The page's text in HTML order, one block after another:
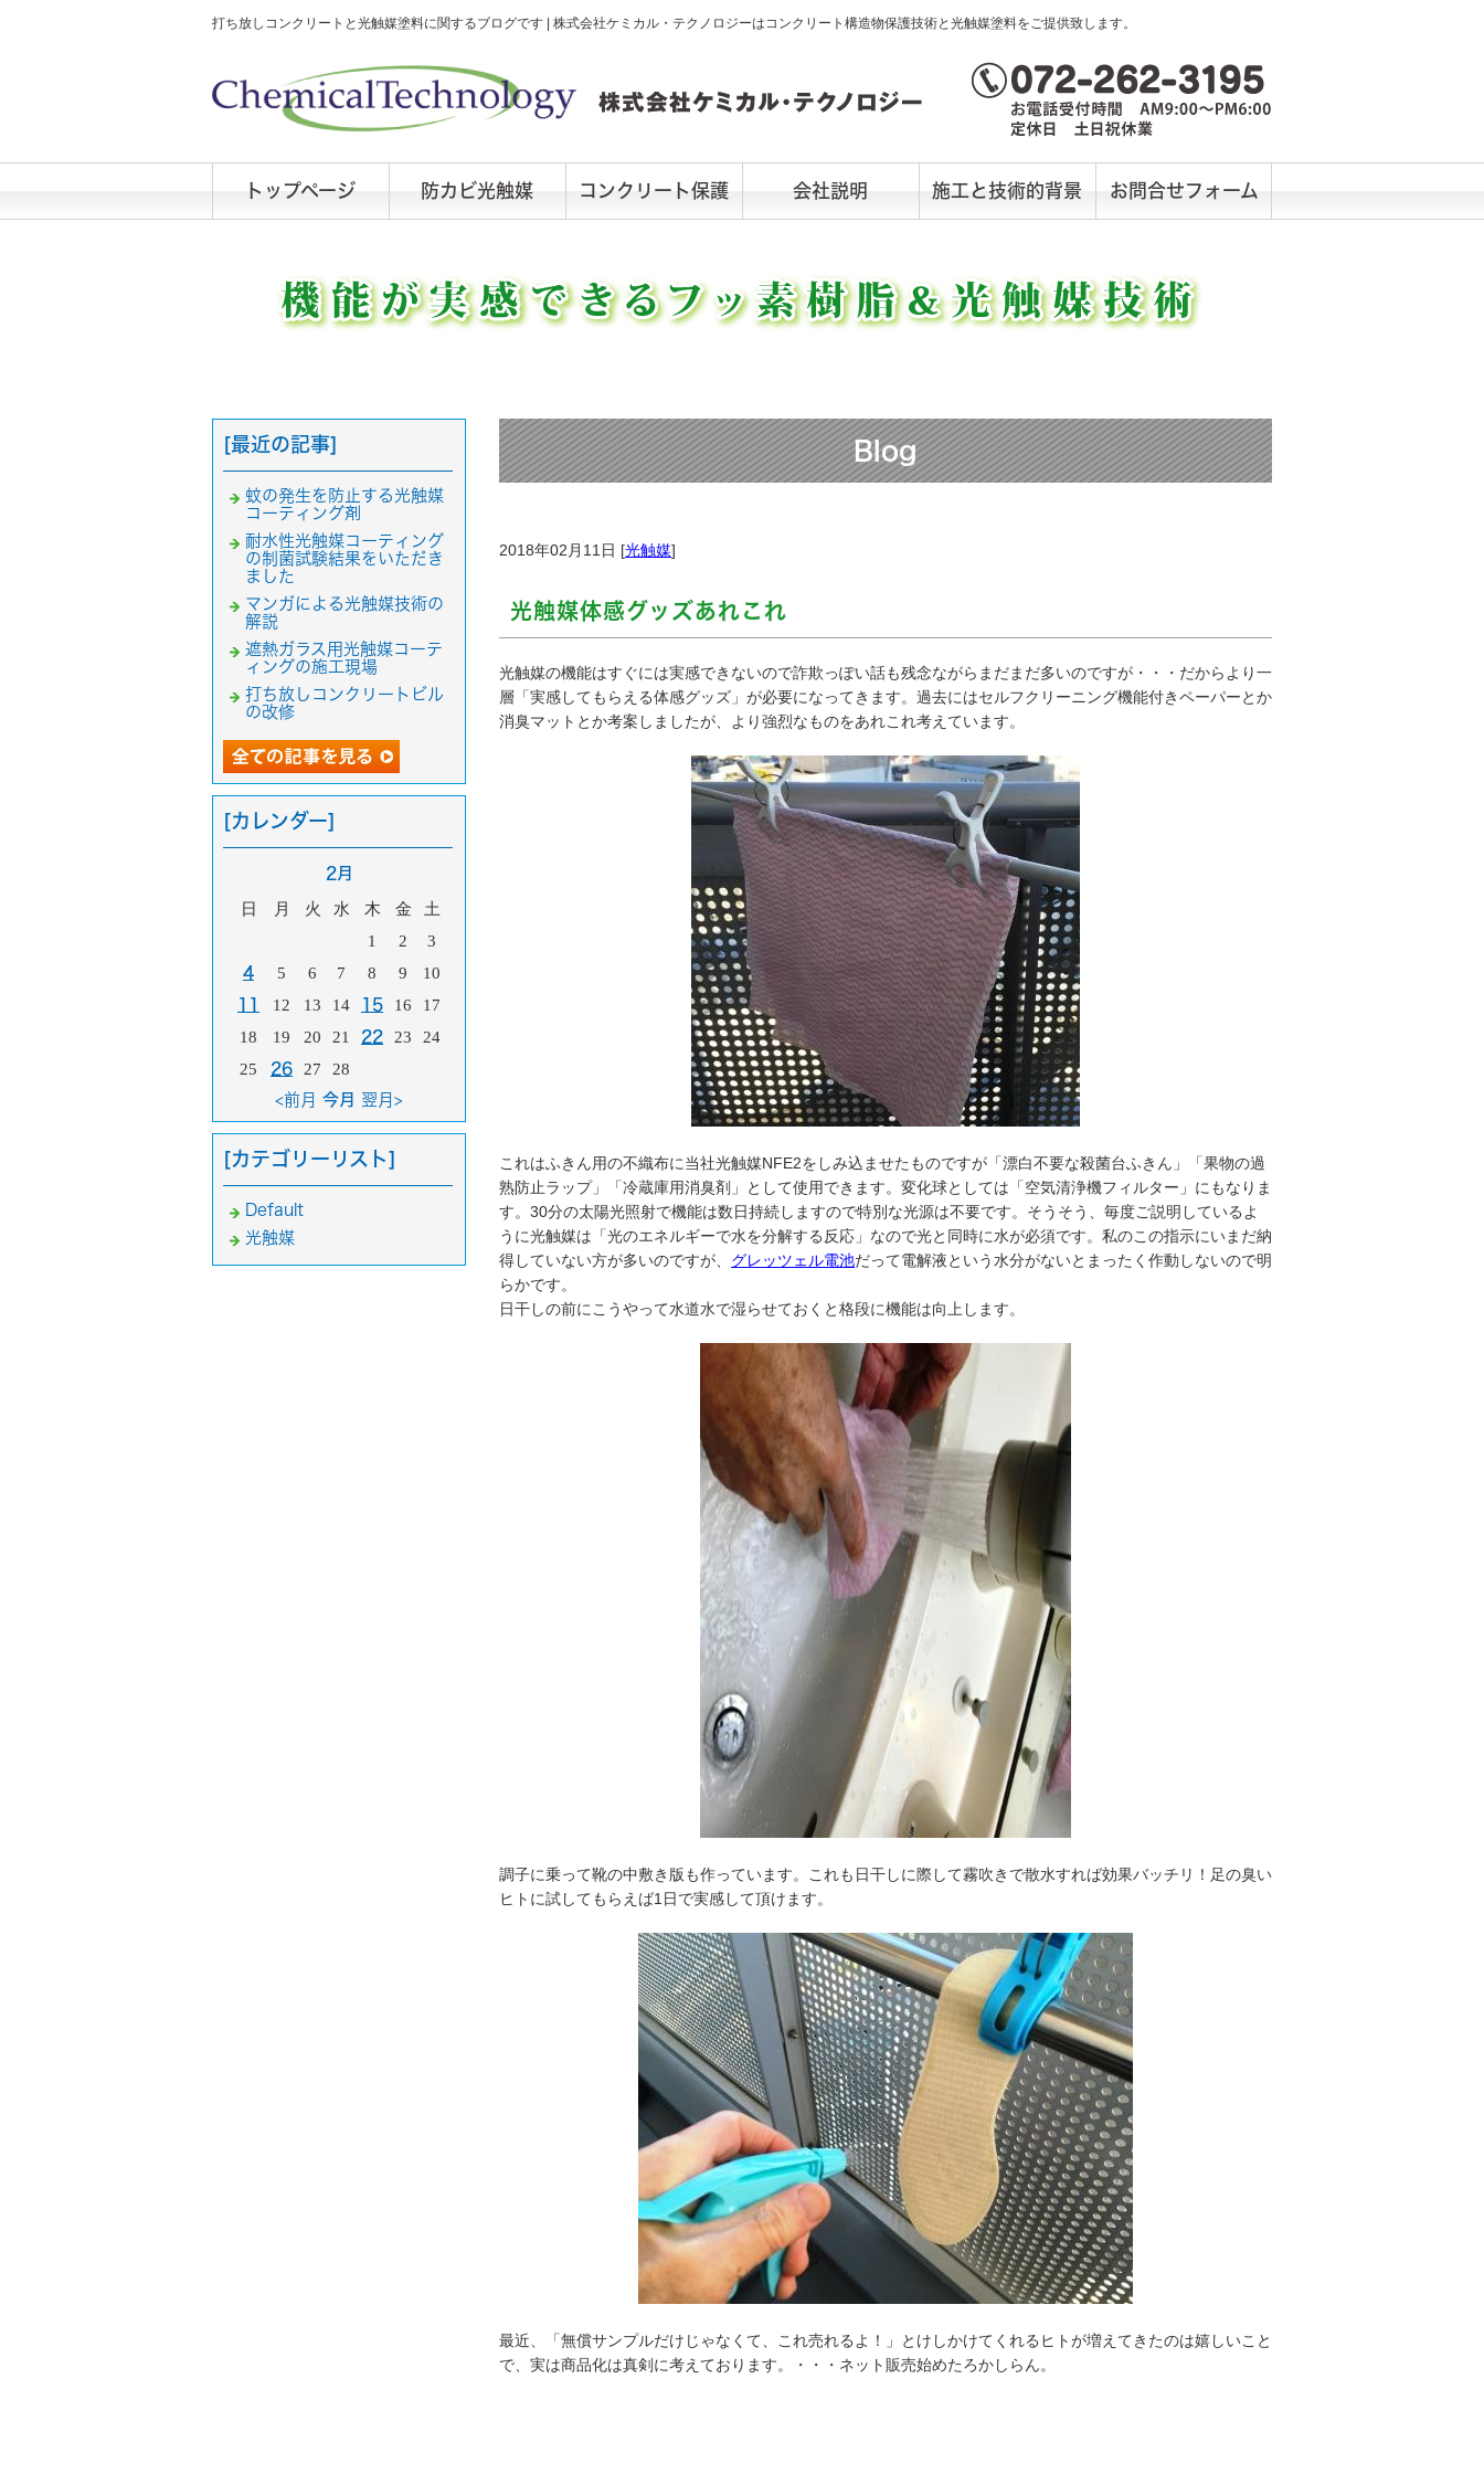
打ち放しコンクリートと光触媒塗料に関するブログです | 株式会社ケミカル・テクノロジーはコンクリート構造物保護技術と光触媒塗料をご提供致します。
トップページ 防カビ光触媒 コンクリート保護 会社説明 施工と技術的背景 お問合せフォーム
Blog
2018年02月11日 [光触媒]
光触媒体感グッズあれこれ
光触媒の機能はすぐには実感できないので詐欺っぽい話も残念ながらまだまだ多いのですが・・・だからより一
層「実感してもらえる体感グッズ」が必要になってきます。過去にはセルフクリーニング機能付きペーパーとか
消臭マットとか考案しましたが、より強烈なものをあれこれ考えています。
これはふきん用の不織布に当社光触媒NFE2をしみ込ませたものですが「漂白不要な殺菌台ふきん」「果物の過
熟防止ラップ」「冷蔵庫用消臭剤」として使用できます。変化球としては「空気清浄機フィルター」にもなりま
す。30分の太陽光照射で機能は数日持続しますので特別な光源は不要です。そうそう、毎度ご説明しているよ
うに光触媒は「光のエネルギーで水を分解する反応」なので光と同時に水が必須です。私のこの指示にいまだ納
得していない方が多いのですが、 グレッツェル電池だって電解液という水分がないとまったく作動しないので明
らかです。
日干しの前にこうやって水道水で湿らせておくと格段に機能は向上します。
調子に乗って靴の中敷き版も作っています。これも日干しに際して霧吹きで散水すれば効果バッチリ！足の臭い
ヒトに試してもらえば1日で実感して頂けます。
最近、「無償サンプルだけじゃなくて、これ売れるよ！」とけしかけてくれるヒトが増えてきたのは嬉しいこと
で、実は商品化は真剣に考えております。・・・ネット販売始めたろかしらん。
[最近の記事]
蚊の発生を防止する光触媒
コーティング剤
耐水性光触媒コーティング
の制菌試験結果をいただき
ました
マンガによる光触媒技術の
解説
遮熱ガラス用光触媒コーテ
ィングの施工現場
打ち放しコンクリートビル
の改修
[カレンダー]
2月
日 月 火 水 木 金
土
1
2 3
4 5 6 7 8 9 10
11 12 13 14 15 16
17
18
19 20 21 22 23
24
25
26 27 28
<前月 今月 翌月>
[カテゴリーリスト]
Default
光触媒